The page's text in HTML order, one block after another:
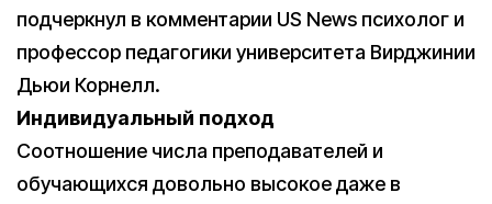
подчеркнул в комментарии US News психолог и
профессор педагогики университета Вирджинии
Дьюи Корнелл.
Индивидуальный подход
Соотношение числа преподавателей и
обучающихся довольно высокое даже в